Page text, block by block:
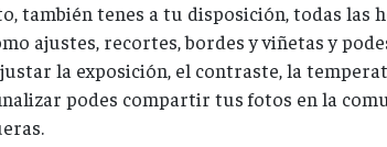
también tenes a tu disposición, todas las
ajustes, recortes, bordes y viñetas y
la exposición, el contraste, la
podes compartir tus fotos en la